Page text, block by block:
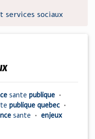
services sociaux
sante publique •
publique quebec •
sante • enjeux